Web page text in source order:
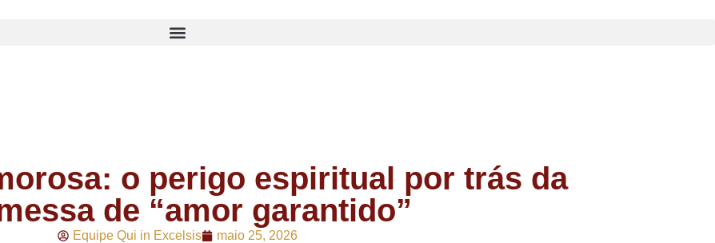
o perigo espiritual por trás da
de “amor garantido”
Equipe Qui in Excelsis maio 25, 2026